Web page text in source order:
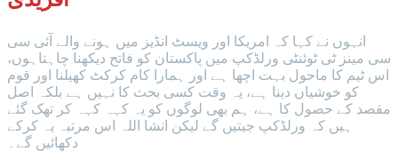
انہوں نے کہا کہ امریکا اور ویسٹ انڈیز میں ہونے والے آئی سی
سی مینز ٹی ٹوئنٹی ورلڈکپ میں پاکستان کو فاتح دیکھنا چاہتاہوں،
اس ٹیم کا ماحول بہت اچھا ہے اور ہمارا کام کرکٹ کھیلنا اور قوم
کو خوشیاں دینا ہے، یہ وقت کسی بحث کا نہیں ہے بلکہ اصل
مقصد کے حصول کا ہے، ہم بھی لوگوں کو یہ کہہ کہہ کر تھک گئے
ہیں کہ ورلڈکپ جیتیں گے لیکن انشا اللہ اس مرتبہ یہ کرکے
دکھائیں گے۔